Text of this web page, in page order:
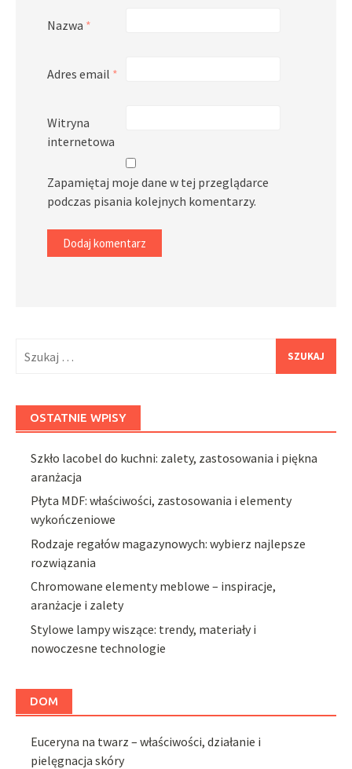
Nazwa *
Adres email *
Witryna
internetowa
Zapamiętaj moje dane w tej przeglądarce
podczas pisania kolejnych komentarzy.
OSTATNIE WPISY
Szkło lacobel do kuchni: zalety, zastosowania i piękna
aranżacja
Płyta MDF: właściwości, zastosowania i elementy
wykończeniowe
Rodzaje regałów magazynowych: wybierz najlepsze
rozwiązania
Chromowane elementy meblowe – inspiracje,
aranżacje i zalety
Stylowe lampy wiszące: trendy, materiały i
nowoczesne technologie
DOM
Euceryna na twarz – właściwości, działanie i
pielęgnacja skóry